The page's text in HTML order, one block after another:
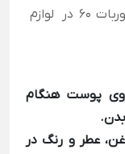
به طور کلی بخشی از کاربردهای پلی‌سوربات 60 در لوازم
پوست هنگام
عطر و رنگ‌ در